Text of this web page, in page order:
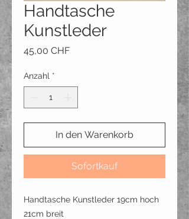
Handtasche
Kunstleder
45,00 CHFPreis
Anzahl *
In den Warenkorb
Sofortkauf
Handtasche Kunstleder 19cm hoch
21cm breit